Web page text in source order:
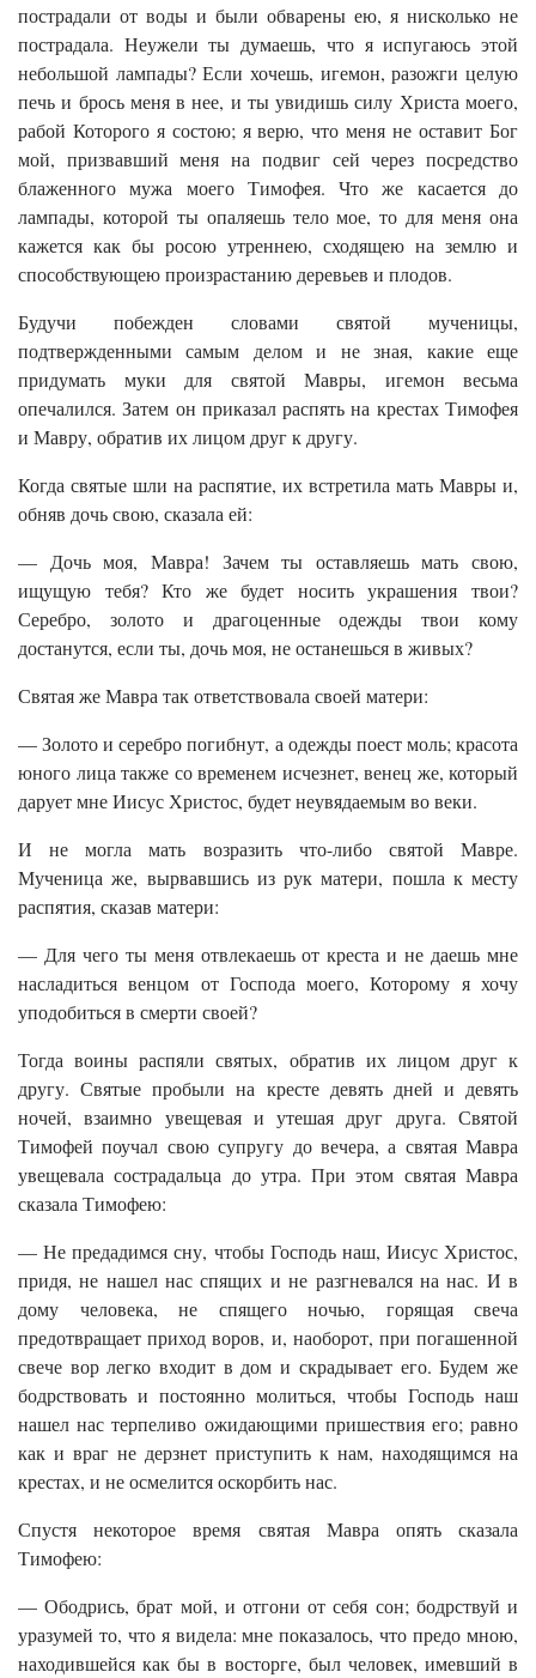
пострадали от воды и были обварены ею, я нисколько не
пострадала. Неужели ты думаешь, что я испугаюсь этой
небольшой лампады? Если хочешь, игемон, разожги целую
печь и брось меня в нее, и ты увидишь силу Христа моего,
рабой Которого я состою; я верю, что меня не оставит Бог
мой, призвавший меня на подвиг сей через посредство
блаженного мужа моего Тимофея. Что же касается до
лампады, которой ты опаляешь тело мое, то для меня она
кажется как бы росою утреннею, сходящею на землю и
способствующею произрастанию деревьев и плодов.
Будучи побежден словами святой мученицы,
подтвержденными самым делом и не зная, какие еще
придумать муки для святой Мавры, игемон весьма
опечалился. Затем он приказал распять на крестах Тимофея
и Мавру, обратив их лицом друг к другу.
Когда святые шли на распятие, их встретила мать Мавры и,
обняв дочь свою, сказала ей:
— Дочь моя, Мавра! Зачем ты оставляешь мать свою,
ищущую тебя? Кто же будет носить украшения твои?
Серебро, золото и драгоценные одежды твои кому
достанутся, если ты, дочь моя, не останешься в живых?
Святая же Мавра так ответствовала своей матери:
— Золото и серебро погибнут, а одежды поест моль; красота
юного лица также со временем исчезнет, венец же, который
дарует мне Иисус Христос, будет неувядаемым во веки.
И не могла мать возразить что-либо святой Мавре.
Мученица же, вырвавшись из рук матери, пошла к месту
распятия, сказав матери:
— Для чего ты меня отвлекаешь от креста и не даешь мне
насладиться венцом от Господа моего, Которому я хочу
уподобиться в смерти своей?
Тогда воины распяли святых, обратив их лицом друг к
другу. Святые пробыли на кресте девять дней и девять
ночей, взаимно увещевая и утешая друг друга. Святой
Тимофей поучал свою супругу до вечера, а святая Мавра
увещевала сострадальца до утра. При этом святая Мавра
сказала Тимофею:
— Не предадимся сну, чтобы Господь наш, Иисус Христос,
придя, не нашел нас спящих и не разгневался на нас. И в
дому человека, не спящего ночью, горящая свеча
предотвращает приход воров, и, наоборот, при погашенной
свече вор легко входит в дом и скрадывает его. Будем же
бодрствовать и постоянно молиться, чтобы Господь наш
нашел нас терпеливо ожидающими пришествия его; равно
как и враг не дерзнет приступить к нам, находящимся на
крестах, и не осмелится оскорбить нас.
Спустя некоторое время святая Мавра опять сказала
Тимофею:
— Ободрись, брат мой, и отгони от себя сон; бодрствуй и
уразумей то, что я видела: мне показалось, что предо мною,
находившейся как бы в восторге, был человек, имевший в